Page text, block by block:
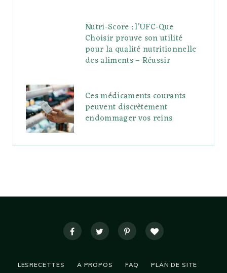
Nutri-Score : l’UFC-Que
Choisir prouve son utilité
pour la qualité nutritionnelle
des aliments – Réussir
Ces médicaments courants
peuvent discrètement
endommager vos reins
LESRECETTES A PROPOS FAQ PLAN DE SITE